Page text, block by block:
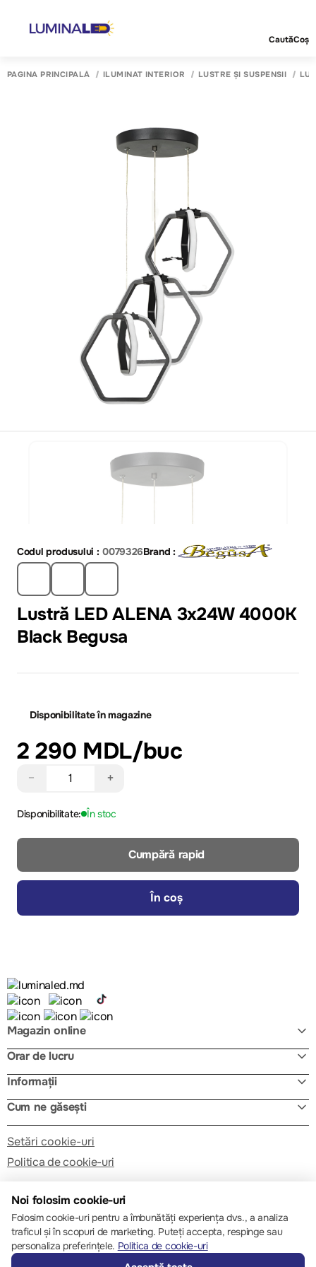
CautăCoș
PAGINA PRINCIPALĂ ILUMINAT INTERIOR LUSTRE ȘI SUSPENSII
Codul produsului : 0079326Brand :
Lustră LED ALENA 3x24W 4000K
Black Begusa
Disponibilitate în magazine
2 290 MDL/buc
− +
Disponibilitate: În stoc
Cumpără rapid
În coș
Magazin online
Orar de lucru
Informații
Cum ne găsești
Setări cookie-uri
Politica de cookie-uri
© 2013 – 2026 ECOM
Noi folosim cookie-uri
Folosim cookie-uri pentru a îmbunătăți experiența dvs., a analiza
traficul și în scopuri de marketing. Puteți accepta, respinge sau
personaliza preferințele. Politica de cookie-uri